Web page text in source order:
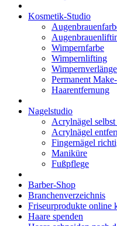
Kosmetik-Studio
Wimpernfarbe
Wimpernlifting
Permanent
Haarentfernung
Nagelstudio
Acrylnägel selbst
Acrylnägel
Fingernägel
Maniküre
Fußpflege
Barber-Shop
Branchenverzeichnis
Friseurprodukte online
Haare spenden